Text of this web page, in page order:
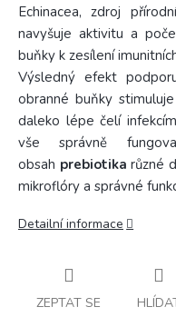
Echinacea, zdroj
navyšuje aktivitu a
buňky k zesílení
Výsledný efekt
obranné buňky
daleko lépe čelí
vše správně
obsah prebiotika různé
mikroflóry a správné
Detailní informace
ZEPTAT SE